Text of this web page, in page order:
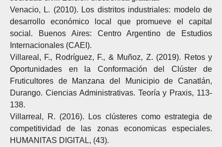
Venacio, L. (2010). Los distritos industriales: modelo de
desarrollo económico local que promueve el capital
social. Buenos Aires: Centro Argentino de Estudios
Internacionales (CAEI).
Villareal, F., Rodríguez, F., & Muñoz, Z. (2019). Retos y
Oportunidades en la Conformación del Clúster de
Fruticultores de Manzana del Municipio de Canatlán,
Durango. Ciencias Administrativas. Teoría y Praxis, 113-
138.
Villarreal, R. (2016). Los clústeres como estrategia de
competitividad de las zonas economicas especiales.
HUMANITAS DIGITAL, (43).